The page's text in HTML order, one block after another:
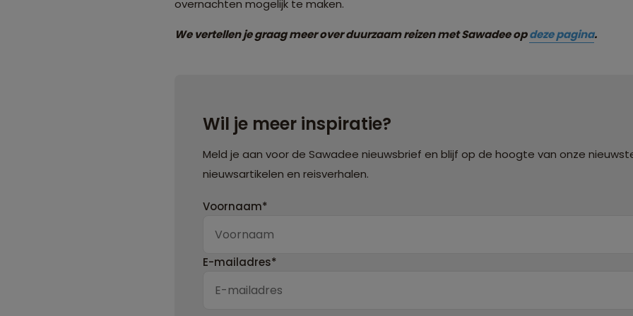
overnachten mogelijk te maken.
We vertellen je graag meer over duurzaam reizen met Sawadee opdeze pagina.
Wil je meer inspiratie?
Meld je aan voor de Sawadee nieuwsbrief en blijf op de hoogte van onze
nieuwsartikelen en reisverhalen.
Voornaam*
E-mailadres*